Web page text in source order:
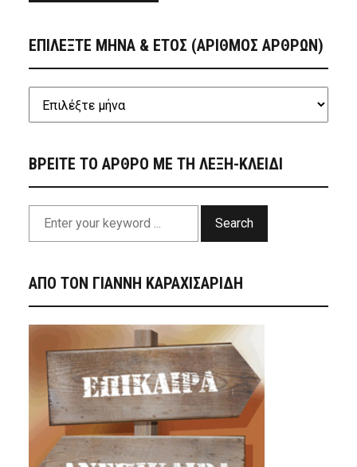
ΕΠΙΛΕΞΤΕ ΜΗΝΑ & ΕΤΟΣ (ΑΡΙΘΜΟΣ ΑΡΘΡΩΝ)
ΒΡΕΙΤΕ ΤΟ ΑΡΘΡΟ ΜΕ ΤΗ ΛΕΞΗ-ΚΛΕΙΔΙ
Search
ΑΠΟ ΤΟΝ ΓΙΑΝΝΗ ΚΑΡΑΧΙΣΑΡΙΔΗ